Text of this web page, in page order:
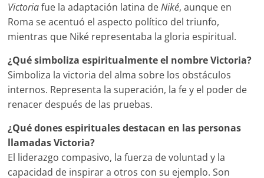
Victoriafue la adaptación latina deNiké, aunque en
Roma se acentuó el aspecto político del triunfo,
mientras que Niké representaba la gloria espiritual.
¿Qué simboliza espiritualmente el nombre Victoria?
Simboliza la victoria del alma sobre los obstáculos
internos. Representa la superación, la fe y el poder de
renacer después de las pruebas.
¿Qué dones espirituales destacan en las personas
llamadas Victoria?
El liderazgo compasivo, la fuerza de voluntad y la
capacidad de inspirar a otros con su ejemplo. Son